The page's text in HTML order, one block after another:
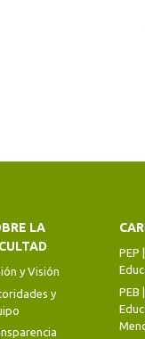
LA
y Visión
y
PEP
PEB